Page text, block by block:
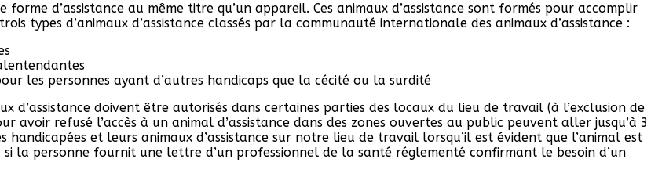
d’assistance au même titre qu’un appareil. Ces animaux d’assistance sont formés pour accomplir
types d’animaux d’assistance classés par la communauté internationale des animaux d’assistance :
les personnes ayant d’autres handicaps que la cécité ou la surdité
d’assistance doivent être autorisés dans certaines parties des locaux du lieu de travail (à l’exclusion de
avoir refusé l’accès à un animal d’assistance dans des zones ouvertes au public peuvent aller jusqu’à 3
handicapées et leurs animaux d’assistance sur notre lieu de travail lorsqu’il est évident que l’animal est
la personne fournit une lettre d’un professionnel de la santé réglementé confirmant le besoin d’un